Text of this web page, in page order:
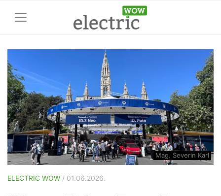
Mag. Severin Karl
ELECTRIC WOW / 01.06.2026.